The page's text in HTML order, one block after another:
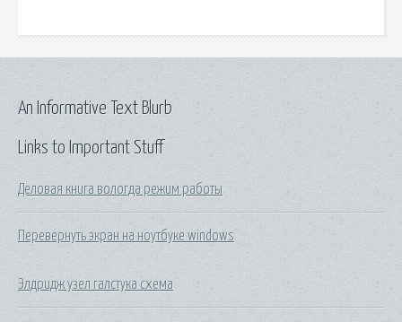
Links to Important Stuff
Деловая книга вологда режим работы
Перевернуть экран на ноутбуке windows
Элдридж узел галстука схема
An Informative Text Blurb